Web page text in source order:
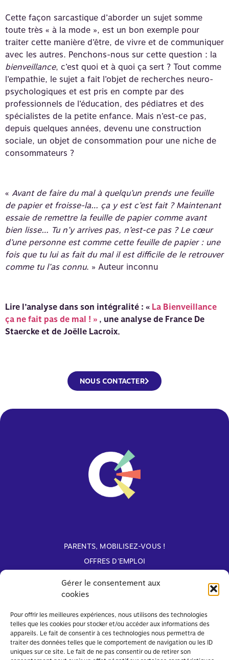
Gérer le consentement aux
cookies
Pour offrir les meilleures expériences, nous utilisons des technologies
telles que les cookies pour stocker et/ou accéder aux informations des
appareils. Le fait de consentir à ces technologies nous permettra de
traiter des données telles que le comportement de navigation ou les ID
uniques sur ce site. Le fait de ne pas consentir ou de retirer son
Cette façon sarcastique d’aborder un sujet somme
toute très « à la mode », est un bon exemple pour
traiter cette manière d’être, de vivre et de communiquer
avec les autres. Penchons-nous sur cette question : la
bienveillance, c’est quoi et à quoi ça sert ? Tout comme
l’empathie, le sujet a fait l’objet de recherches neuro-
psychologiques et est pris en compte par des
professionnels de l’éducation, des pédiatres et des
spécialistes de la petite enfance. Mais n’est-ce pas,
depuis quelques années, devenu une construction
sociale, un objet de consommation pour une niche de
consommateurs ?
« Avant de faire du mal à quelqu’un prends une feuille
de papier et froisse-la… ça y est c’est fait ? Maintenant
essaie de remettre la feuille de papier comme avant
bien lisse… Tu n’y arrives pas, n’est-ce pas ? Le cœur
d’une personne est comme cette feuille de papier : une
fois que tu lui as fait du mal il est difficile de le retrouver
comme tu l’as connu. » Auteur inconnu
Lire l’analyse dans son intégralité : « La Bienveillance
ça ne fait pas de mal ! » , une analyse de France De
Staercke et de Joëlle Lacroix.
NOUS CONTACTER
PARENTS, MOBILISEZ-VOUS !
OFFRES D'EMPLOI
Avec le soutien de